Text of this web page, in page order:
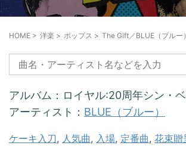
HOME > 洋楽 > ポップス > The Gift／BLUE（ブルー）
アルバム：ロイヤル:20周年シン・
アーティスト： BLUE（ブルー）
ケーキ入刀, 人気曲, 入場, 定番曲, 花束贈